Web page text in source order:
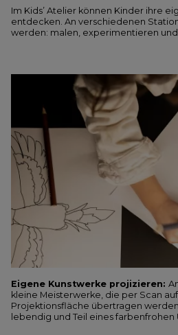
Im Kids’ Atelier können Kinder ihre
entdecken. An verschiedenen
werden: malen, experimentieren und
Eigene Kunstwerke projizieren:
kleine Meisterwerke, die per Scan
Projektionsfläche übertragen
lebendig und Teil eines farbenfrohen